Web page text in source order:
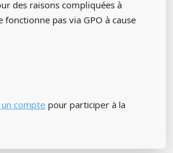
des raisons compliquées à
fonctionne pas via GPO à cause
compte pour participer à la